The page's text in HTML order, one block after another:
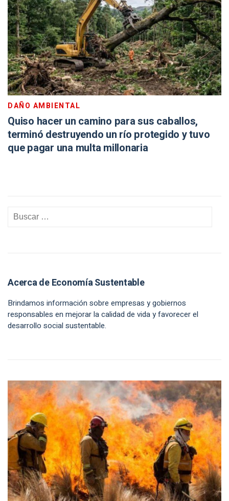
DAÑO AMBIENTAL
Quiso hacer un camino para sus caballos,
terminó destruyendo un río protegido y tuvo
que pagar una multa millonaria
Acerca de Economía Sustentable
Brindamos información sobre empresas y gobiernos
responsables en mejorar la calidad de vida y favorecer el
desarrollo social sustentable.